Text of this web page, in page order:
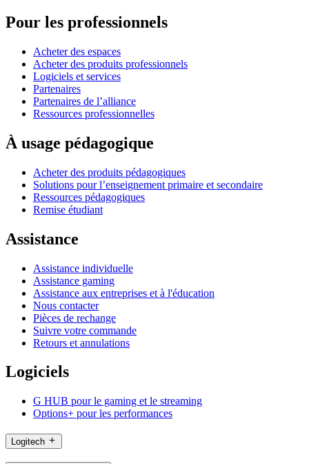
Pour les professionnels
Acheter des espaces
Acheter des produits professionnels
Logiciels et services
Partenaires
Partenaires de l’alliance
Ressources professionnelles
À usage pédagogique
Acheter des produits pédagogiques
Solutions pour l’enseignement primaire et secondaire
Ressources pédagogiques
Remise étudiant
Assistance
Assistance individuelle
Assistance gaming
Assistance aux entreprises et à l'éducation
Nous contacter
Pièces de rechange
Suivre votre commande
Retours et annulations
Logiciels
G HUB pour le gaming et le streaming
Options+ pour les performances
Logitech